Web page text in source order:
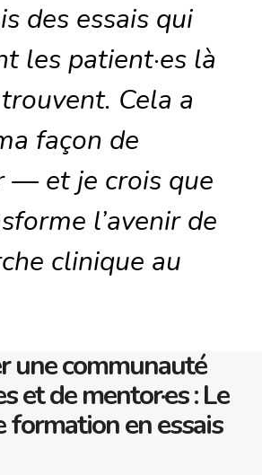
des essais qui
les patient·es là
Cela a
façon de
— et je crois que
l’avenir de
clinique au
une communauté
et de mentor·es : Le
formation en essais